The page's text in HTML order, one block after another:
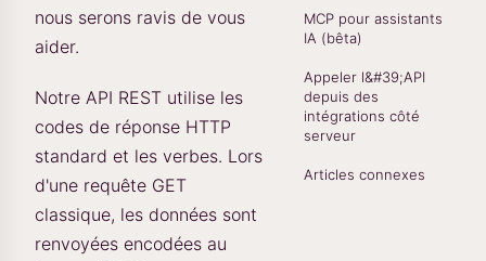
nous serons ravis de vous
aider.
Notre API REST utilise les
codes de réponse HTTP
standard et les verbes. Lors
d'une requête GET
classique, les données sont
renvoyées encodées au
MCP pour assistants
IA (bêta)
Appeler l&#39;API
depuis des
intégrations côté
serveur
Articles connexes